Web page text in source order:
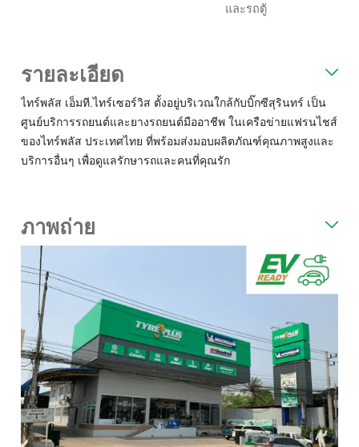
และรถตู้
รายละเอียด
ไทร์พลัส เอ็มที.ไทร์เซอร์วิส ตั้งอยู่บริเวณใกล้กับบิ๊กซีสุรินทร์ เป็น
ศูนย์บริการรถยนต์และยางรถยนต์มืออาชีพ ในเครือข่ายแฟรนไชส์
ของไทร์พลัส ประเทศไทย ที่พร้อมส่งมอบผลิตภัณฑ์คุณภาพสูงและ
บริการอื่นๆ เพื่อดูแลรักษารถและคนที่คุณรัก
ภาพถ่าย